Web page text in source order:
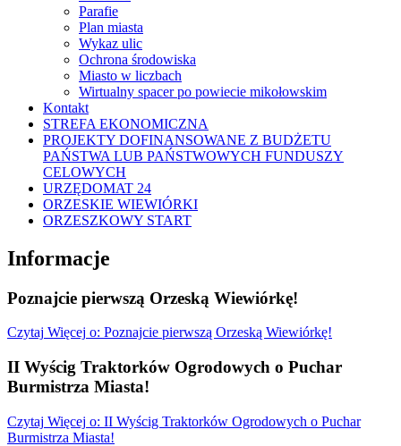
Parafie
Plan miasta
Wykaz ulic
Ochrona środowiska
Miasto w liczbach
Wirtualny spacer po powiecie mikołowskim
Kontakt
STREFA EKONOMICZNA
PROJEKTY DOFINANSOWANE Z BUDŻETU
PAŃSTWA LUB PAŃSTWOWYCH FUNDUSZY
CELOWYCH
URZĘDOMAT 24
ORZESKIE WIEWIÓRKI
ORZESZKOWY START
Informacje
Poznajcie pierwszą Orzeską Wiewiórkę!
Czytaj Więcej o: Poznajcie pierwszą Orzeską Wiewiórkę!
II Wyścig Traktorków Ogrodowych o Puchar
Burmistrza Miasta!
Czytaj Więcej o: II Wyścig Traktorków Ogrodowych o Puchar
Burmistrza Miasta!